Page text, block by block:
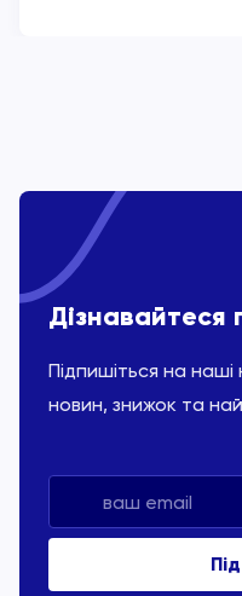
Підпишіться на наші
новин, знижок та